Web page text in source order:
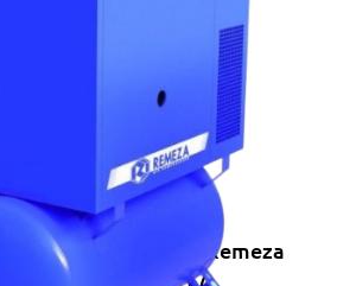
на ресивере Remeza
артикул 100530177